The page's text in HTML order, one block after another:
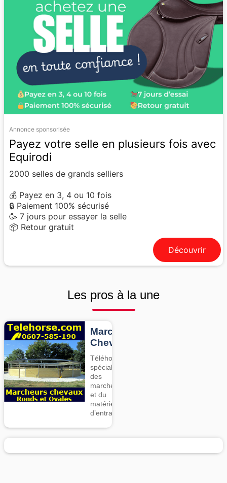
Annonce sponsorisée
Payez votre selle en plusieurs fois avec
Equirodi
2000 selles de grands selliers
💰 Payez en 3, 4 ou 10 fois
🔒 Paiement 100% sécurisé
🥳 7 jours pour essayer la selle
📦 Retour gratuit
Découvrir
Les pros à la une
Marcheurs
Chevaux
Téléhorse,
spécialiste
des
marcheurs
et du
matériel
d’entrainement